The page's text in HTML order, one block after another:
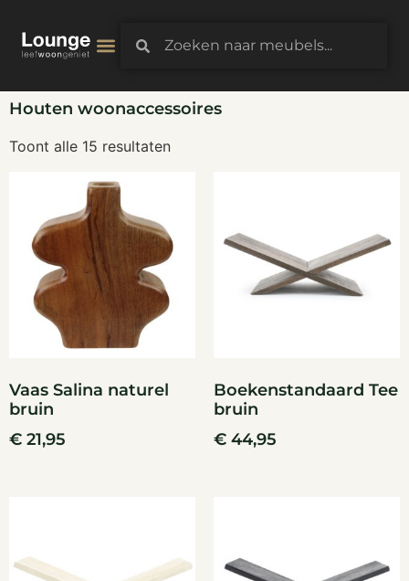
Houten woonaccessoires
Toont alle 15 resultaten
Vaas Salina naturel
bruin
€ 21,95
Boekenstandaard Tee
bruin
€ 44,95